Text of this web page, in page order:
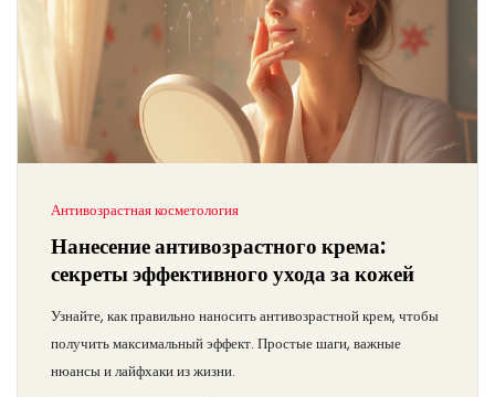
Антивозрастная косметология
Нанесение антивозрастного крема:
секреты эффективного ухода за кожей
Узнайте, как правильно наносить антивозрастной крем, чтобы
получить максимальный эффект. Простые шаги, важные
нюансы и лайфхаки из жизни.